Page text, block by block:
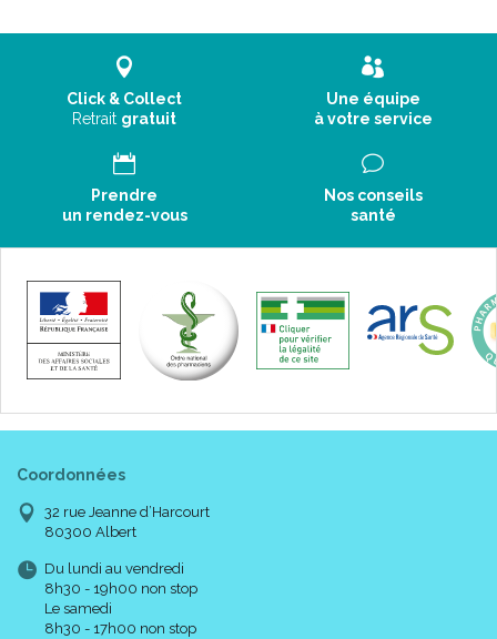
Click & Collect
Retrait gratuit
Une équipe
à votre service
Prendre
un rendez-vous
Nos conseils
santé
Coordonnées
32 rue Jeanne d’Harcourt
80300 Albert
Du lundi au vendredi
8h30 - 19h00 non stop
Le samedi
8h30 - 17h00 non stop